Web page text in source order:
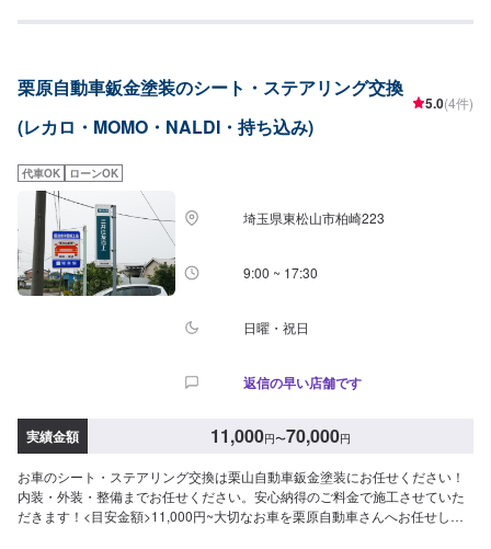
にお客様の大切な思い出を乗せた日常を彩る大切な相棒であり、熟練の職人
した上で、長年培った技術力を駆使して最適な方法のご提案をさせていただ
きます。スバル車に関しましては他社様でお断りされる様な内容でも承って
います。ぜひ、お問い合わせください！--------------------------------------------------
だければ作業開始【4】仕上がり次第納車-----納期について-----納期は通常3~5
日程度で納車となります。納期は前後する場合がございます。予め、ご了承
ください。-----パーツ持ち込みについて-----パーツの持ち込み可能です。オフ
ァーにて詳細をお願い致します。-----代車について-----無料の代車をご用意し
ています。お車の作業中は代車をご利用ください。※代車の燃料代はお客様に
ご負担いただいております。-----ご来店時の注意、受付方法-----当工場は竹の
くら様を過ぎ左手にMMM様の看板がある所を右折していただければ工場があ
話いただければと思います。入庫の際はお気をつけてお越しください。駐車
【定休日・営業時間】定休日：日曜日、祝日営業時間：9:00~18:00
栗原自動車鈑金塗装のシート・ステアリング交換
(レカロ・MOMO・NALDI・持ち込み)
5.0(4件)
代車OK ローンOK
埼玉県東松山市柏崎223
9:00 ~ 17:30
日曜・祝日
返信の早い店舗です
実績金額 11,000円〜70,000円
お車のシート・ステアリング交換は栗山自動車鈑金塗装にお任せください！
内装・外装・整備までお任せください。安心納得のご料金で施工させていた
だきます！<目安金額>11,000円~大切なお車を栗原自動車さんへお任せして